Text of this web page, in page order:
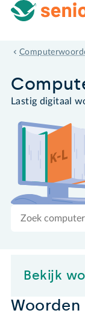
Letter: B
Lastig digitaal
Zoek
Bekijk